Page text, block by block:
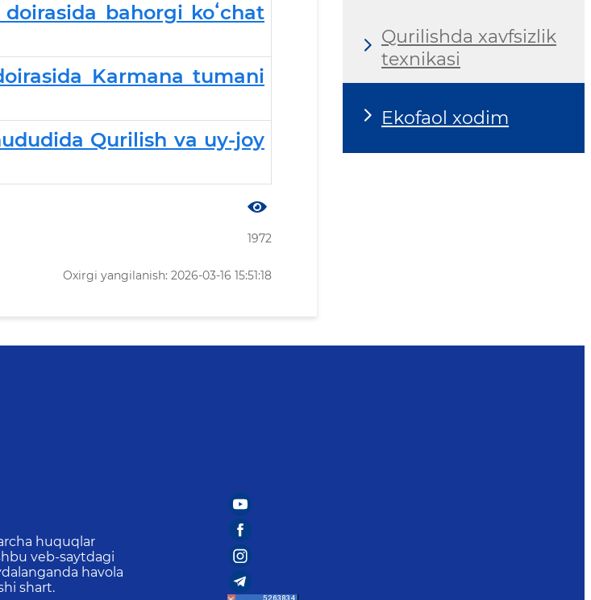
bahorgi koʻchat
Karmana tumani
Qurilish va uy-joy
1972
Oxirgi yangilanish: 2026-03-16 15:51:18
Qurilishda xavfsizlik
texnikasi
Ekofaol xodim
huquqlar
veb-saytdagi
havola
shart.